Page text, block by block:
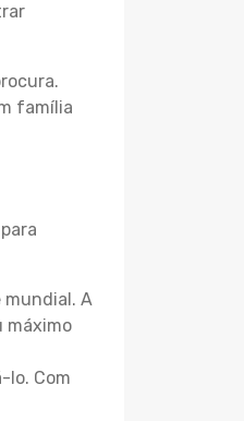
família
mundial. A
máximo
lo. Com